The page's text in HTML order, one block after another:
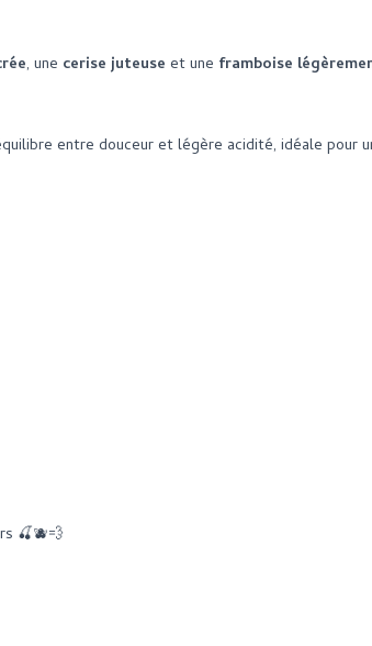
, une cerise juteuse et une framboise
entre douceur et légère acidité, idéale pour
🍒🫐💨